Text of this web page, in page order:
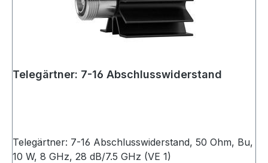
Telegärtner: 7-16 Abschlusswiderstand
Telegärtner: 7-16 Abschlusswiderstand, 50 Ohm, Bu,
10 W, 8 GHz, 28 dB/7.5 GHz (VE 1)